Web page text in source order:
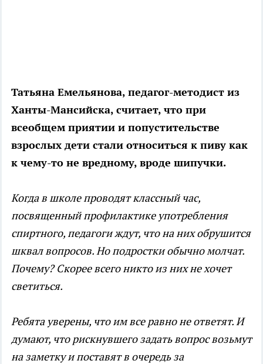
Татьяна Емельянова, педагог-методист из
Ханты-Мансийска, считает, что при
всеобщем приятии и попустительстве
взрослых дети стали относиться к пиву как
к чему-то не вредному, вроде шипучки.
Когда в школе проводят классный час,
посвященный профилактике употребления
спиртного, педагоги ждут, что на них обрушится
шквал вопросов. Но подростки обычно молчат.
Почему? Скорее всего никто из них не хочет
светиться.
Ребята уверены, что им все равно не ответят. И
думают, что рискнувшего задать вопрос возьмут
на заметку и поставят в очередь за